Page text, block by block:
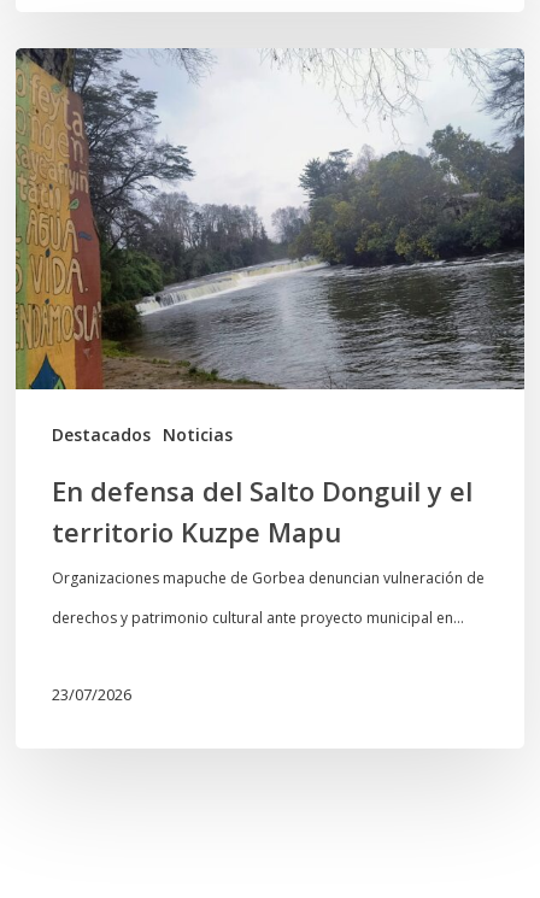
Destacados Noticias
En
defensa
del
Salto
Donguil
y
el
territorio
Kuzpe
Mapu
En defensa del Salto Donguil y el
territorio Kuzpe Mapu
Organizaciones mapuche de Gorbea denuncian vulneración de
derechos y patrimonio cultural ante proyecto municipal en…
23/07/2026